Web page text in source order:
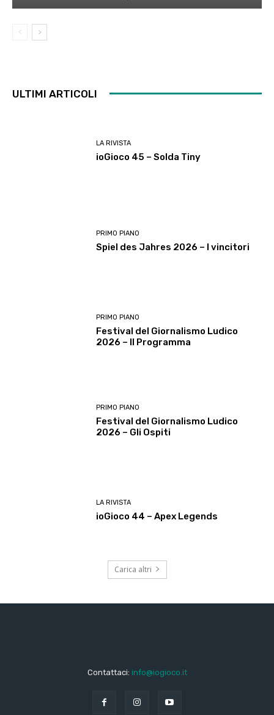
ULTIMI ARTICOLI
LA RIVISTA
ioGioco 45 – Solda Tiny
PRIMO PIANO
Spiel des Jahres 2026 – I vincitori
PRIMO PIANO
Festival del Giornalismo Ludico
2026 – Il Programma
PRIMO PIANO
Festival del Giornalismo Ludico
2026 – Gli Ospiti
LA RIVISTA
ioGioco 44 – Apex Legends
Carica altri
Contattaci: info@iogioco.it